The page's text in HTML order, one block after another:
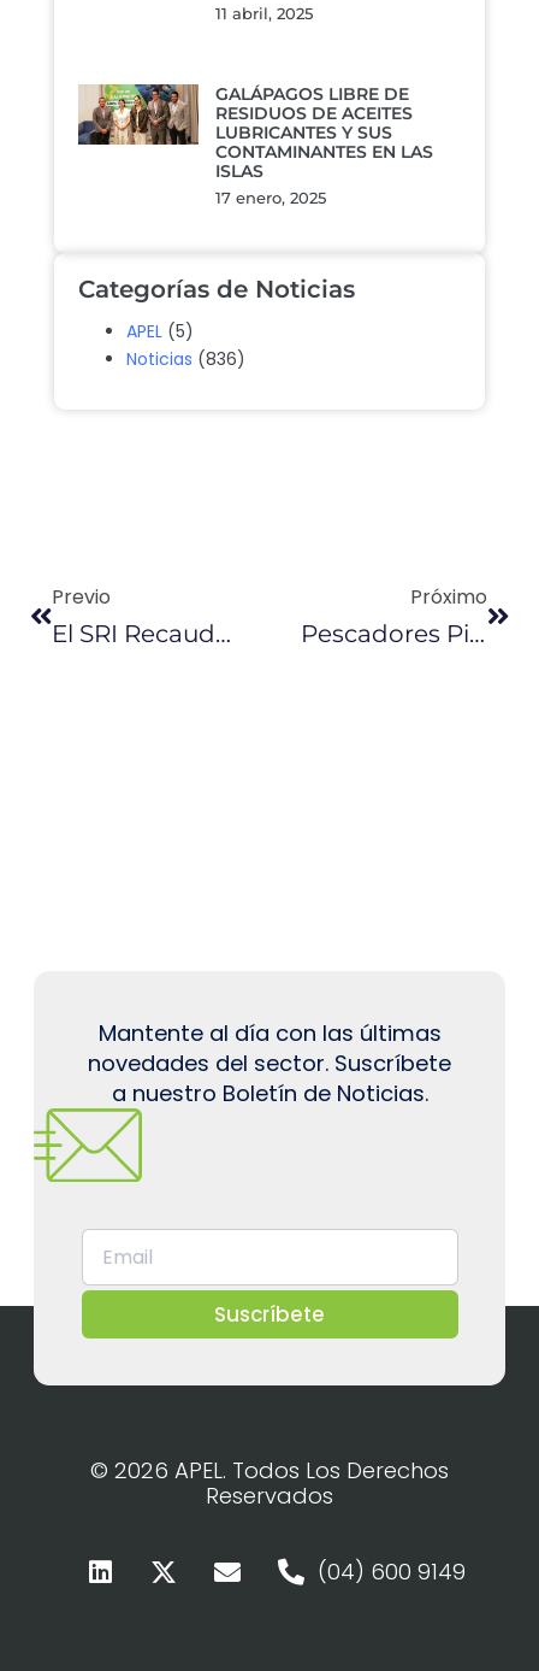
11 abril, 2025
GALÁPAGOS LIBRE DE
RESIDUOS DE ACEITES
LUBRICANTES Y SUS
CONTAMINANTES EN LAS
ISLAS
17 enero, 2025
Categorías de Noticias
APEL (5)
Noticias (836)
Previo
El SRI Recaudó $ 29,4 Millones Por Remisiones Hasta El 31 De Agosto
Próximo
Pescadores Piden Diálogo Sobre Nuevo Tarifario Para El Diésel
Mantente al día con las últimas
novedades del sector. Suscríbete
a nuestro Boletín de Noticias.
Suscríbete
© 2026 APEL. Todos Los Derechos
Reservados
(04) 600 9149